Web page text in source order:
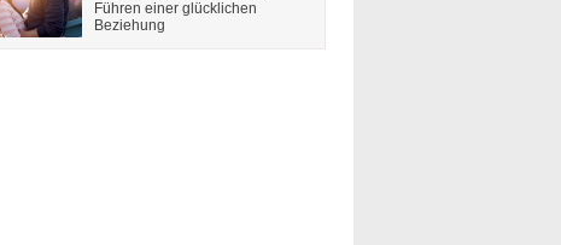
Führen einer glücklichen
Beziehung